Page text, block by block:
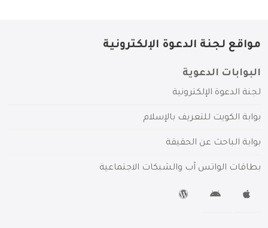
مواقع لجنة الدعوة الإلكترونية
البوابات الدعوية
لجنة الدعوة الإلكترونية
بوابة الكويت للتعريف بالإسلام
بوابة الباحث عن الحقيقة
بطاقات الواتس آب والشبكات الاجتماعية